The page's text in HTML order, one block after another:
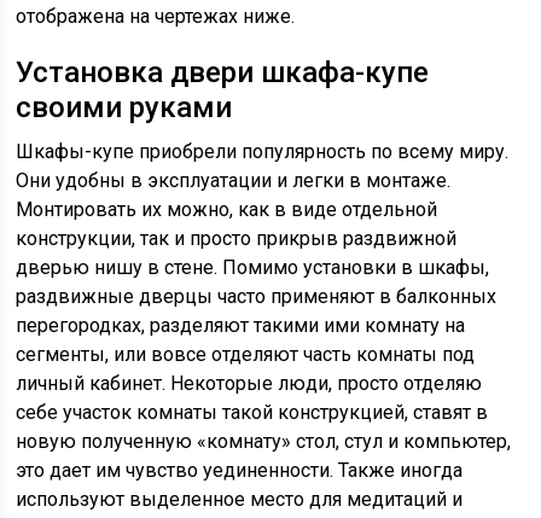
отображена на чертежах ниже.
Установка двери шкафа-купе
своими руками
Шкафы-купе приобрели популярность по всему миру.
Они удобны в эксплуатации и легки в монтаже.
Монтировать их можно, как в виде отдельной
конструкции, так и просто прикрыв раздвижной
дверью нишу в стене. Помимо установки в шкафы,
раздвижные дверцы часто применяют в балконных
перегородках, разделяют такими ими комнату на
сегменты, или вовсе отделяют часть комнаты под
личный кабинет. Некоторые люди, просто отделяю
себе участок комнаты такой конструкцией, ставят в
новую полученную «комнату» стол, стул и компьютер,
это дает им чувство уединенности. Также иногда
используют выделенное место для медитаций и